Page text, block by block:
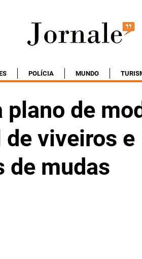
POLÍCIA MUNDO
plano de
viveiros e
de mudas